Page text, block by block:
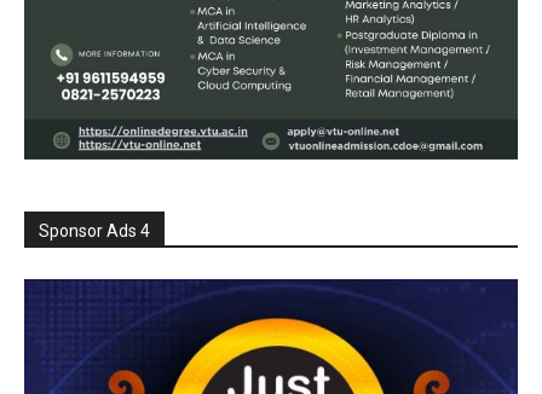
Sponsor Ads 4